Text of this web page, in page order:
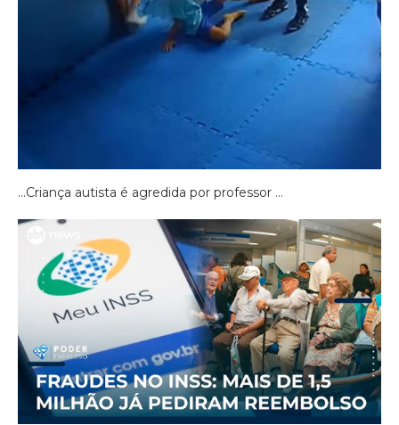
…Criança autista é agredida por professor …